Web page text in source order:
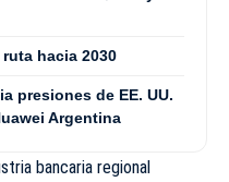
hacia 2030
presiones de EE. UU.
Argentina
bancaria regional